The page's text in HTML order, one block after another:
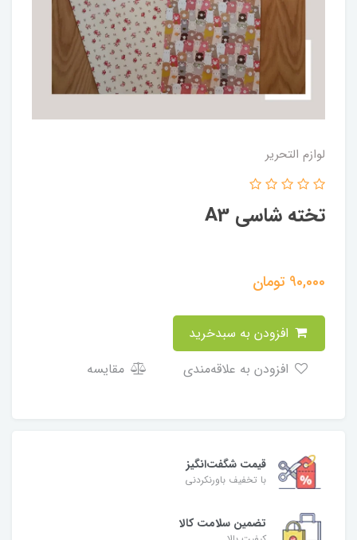
لوازم التحریر
تخته شاسی A3
90,000 تومان
مقایسه
قیمت شگفت‌انگیز
با تخفیف باورنکردنی
تضمین سلامت کالا